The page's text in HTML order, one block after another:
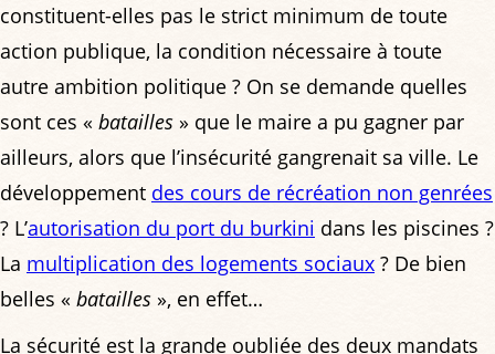
constituent-elles pas le strict minimum de toute
action publique, la condition nécessaire à toute
autre ambition politique ? On se demande quelles
sont ces « batailles » que le maire a pu gagner par
ailleurs, alors que l’insécurité gangrenait sa ville. Le
développement des cours de récréation non genrées
? L’autorisation du port du burkini dans les piscines ?
La multiplication des logements sociaux ? De bien
belles « batailles », en effet…
La sécurité est la grande oubliée des deux mandats